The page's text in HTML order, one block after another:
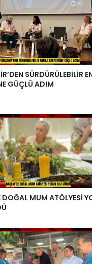
SÜRDÜRÜLEBİLİR
GÜÇLÜ ADIM
DOĞAL MUM ATÖLYESİ